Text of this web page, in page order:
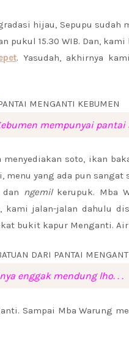
hijau, Sepupu sudah
pukul 15.30 WIB. Dan,
. Yasudah, akhirnya
mempunyai pantai
soto, ikan
menu yang ada pun
ngemilkerupuk. Mba
kami jalan-jalan dahulu
bukit kapur Menganti.
enggak mendung lho. . .
Sampai Mba Warung